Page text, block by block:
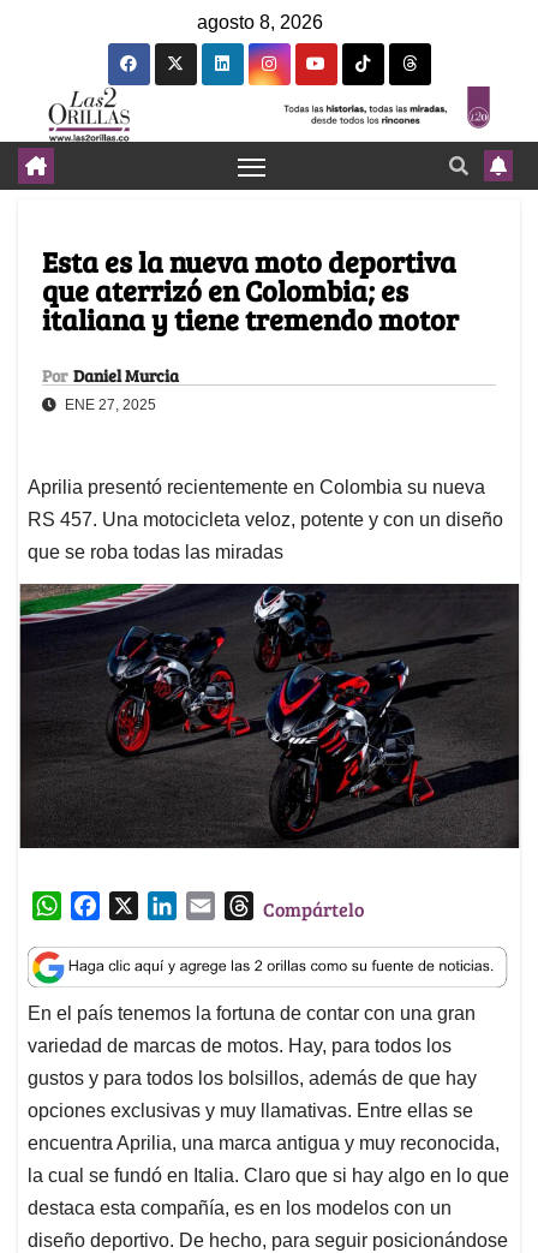
agosto 8, 2026
Esta es la nueva moto deportiva
que aterrizó en Colombia; es
italiana y tiene tremendo motor
Por Daniel Murcia
ENE 27, 2025
Aprilia presentó recientemente en Colombia su nueva
RS 457. Una motocicleta veloz, potente y con un diseño
que se roba todas las miradas
W
a
t
s
A
p
p
c
e
b
o
o
k
n
k
e
d
I
n
a
i
l
T
r
e
a
d
s
Compártelo
En el país tenemos la fortuna de contar con una gran
variedad de marcas de motos. Hay, para todos los
gustos y para todos los bolsillos, además de que hay
opciones exclusivas y muy llamativas. Entre ellas se
encuentra Aprilia, una marca antigua y muy reconocida,
la cual se fundó en Italia. Claro que si hay algo en lo que
destaca esta compañía, es en los modelos con un
diseño deportivo. De hecho, para seguir posicionándose